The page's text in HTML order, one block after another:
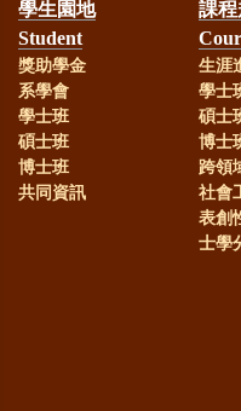
本系
國科會113年研
本系
商心理師高考，
本系
本系
學生園地
Student
獎助學金
系學會
學士班
碩士班
博士班
共同資訊
課程
生涯
學士
碩士
博士
跨領
社會
表創
士學